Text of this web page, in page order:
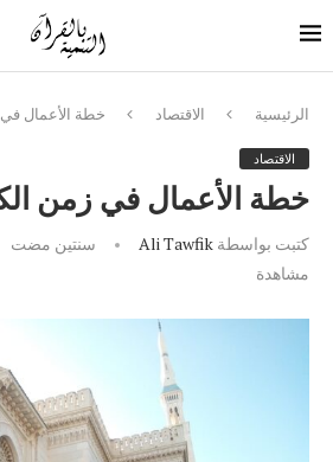
الرئيسية الاقتصاد خطة الأعمال
الاقتصاد
خطة الأعمال في زمن
كتبت بواسطة Ali Tawfik سنتين مضت
مشاهدة